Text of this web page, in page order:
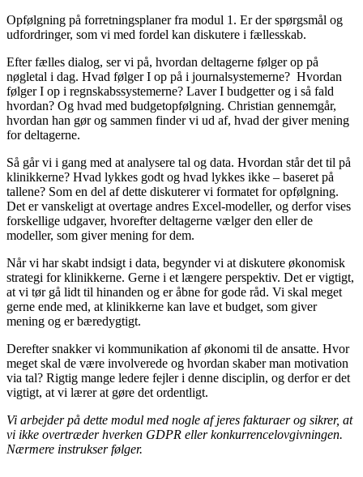
Opfølgning på forretningsplaner fra modul 1. Er der spørgsmål og
udfordringer, som vi med fordel kan diskutere i fællesskab.
Efter fælles dialog, ser vi på, hvordan deltagerne følger op på
nøgletal i dag. Hvad følger I op på i journalsystemerne? Hvordan
følger I op i regnskabssystemerne? Laver I budgetter og i så fald
hvordan? Og hvad med budgetopfølgning. Christian gennemgår,
hvordan han gør og sammen finder vi ud af, hvad der giver mening
for deltagerne.
Så går vi i gang med at analysere tal og data. Hvordan står det til på
klinikkerne? Hvad lykkes godt og hvad lykkes ikke – baseret på
tallene? Som en del af dette diskuterer vi formatet for opfølgning.
Det er vanskeligt at overtage andres Excel-modeller, og derfor vises
forskellige udgaver, hvorefter deltagerne vælger den eller de
modeller, som giver mening for dem.
Når vi har skabt indsigt i data, begynder vi at diskutere økonomisk
strategi for klinikkerne. Gerne i et længere perspektiv. Det er vigtigt,
at vi tør gå lidt til hinanden og er åbne for gode råd. Vi skal meget
gerne ende med, at klinikkerne kan lave et budget, som giver
mening og er bæredygtigt.
Derefter snakker vi kommunikation af økonomi til de ansatte. Hvor
meget skal de være involverede og hvordan skaber man motivation
via tal? Rigtig mange ledere fejler i denne disciplin, og derfor er det
vigtigt, at vi lærer at gøre det ordentligt.
Vi arbejder på dette modul med nogle af jeres fakturaer og sikrer, at
vi ikke overtræder hverken GDPR eller konkurrencelovgivningen.
Nærmere instrukser følger.